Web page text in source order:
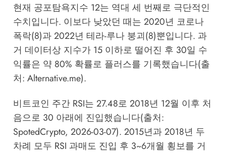
현재 공포탐욕지수 12는 역대 세 번째로 극단적인
수치입니다. 이보다 낮았던 때는 2020년 코로나
폭락(8)과 2022년 테라-루나 붕괴(8)뿐입니다. 과
거 데이터상 지수가 15 이하로 떨어진 후 30일 수
익률은 약 80% 확률로 플러스를 기록했습니다(출
처: Alternative.me).
비트코인 주간 RSI는 27.48로 2018년 12월 이후 처
음으로 30 아래에 진입했습니다(출처:
SpotedCrypto, 2026-03-07). 2015년과 2018년 두
차례 모두 RSI 과매도 진입 후 3~6개월 횡보를 거